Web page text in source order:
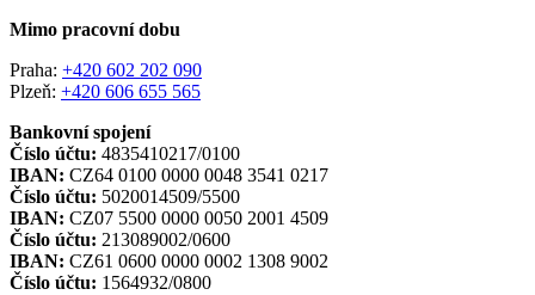
Mimo pracovní dobu
Praha: +420 602 202 090
Plzeň: +420 606 655 565
Bankovní spojení
Číslo účtu: 4835410217/0100
IBAN: CZ64 0100 0000 0048 3541 0217
Číslo účtu: 5020014509/5500
IBAN: CZ07 5500 0000 0050 2001 4509
Číslo účtu: 213089002/0600
IBAN: CZ61 0600 0000 0002 1308 9002
Číslo účtu: 1564932/0800